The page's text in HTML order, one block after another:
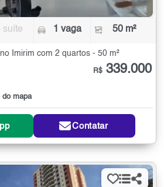
suíte 1 vaga 50 m²
Imirim com 2 quartos - 50 m²
do mapa
R$ 339.000
Contatar